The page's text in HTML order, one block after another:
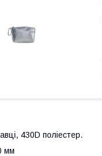
430D поліестер.
мм